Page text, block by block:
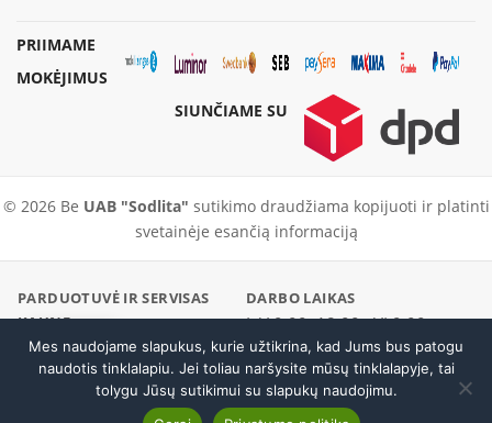
PRIIMAME
MOKĖJIMUS
SIUNČIAME SU
© 2026 Be UAB "Sodlita" sutikimo draudžiama kopijuoti ir platinti
svetainėje esančią informaciją
PARDUOTUVĖ IR SERVISAS
KAUNE
Pramonės pr. 23, Kaunas
DARBO LAIKAS
I–V 9:00–18:00 · VI 9:00–
14:00
PARDUOTUVĖ / SERVISAS
+370 37 456296
EL. PARDUOTUVĖ
+370 600 19186
Skambinti
Mačetė Gerber Gator Bush
Mes naudojame slapukus, kurie užtikrina, kad Jums bus patogu
naudotis tinklalapiu. Jei toliau naršysite mūsų tinklalapyje, tai
tolygu Jūsų sutikimui su slapukų naudojimu.